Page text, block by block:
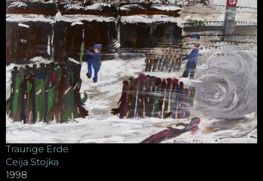
Traurige Erde
Ceija Stojka
1998